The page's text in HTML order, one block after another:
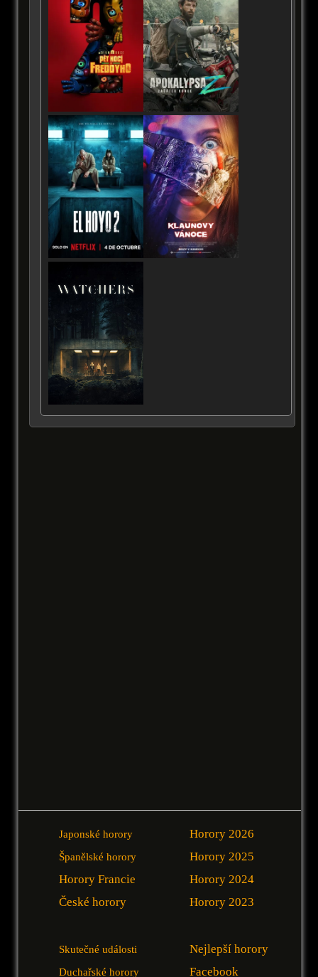
Japonské horory
Španělské horory
Horory Francie
České horory
Horory 2026
Horory 2025
Horory 2024
Horory 2023
Skutečné události
Duchařské horory
Nejlepší horory
Facebook